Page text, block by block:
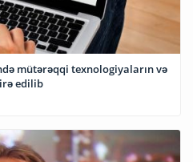
mütərəqqi texnologiyaların və
edilib